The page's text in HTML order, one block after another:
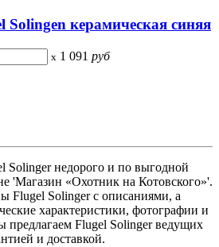
Solingen керамическая синяя
x 1 091 руб
Solinger недорого и по выгодной
'Магазин «Охотник на Котовского»'.
Flugel Solinger с описаниями, а
характеристики, фотографии и
предлагаем Flugel Solinger ведущих
и доставкой.